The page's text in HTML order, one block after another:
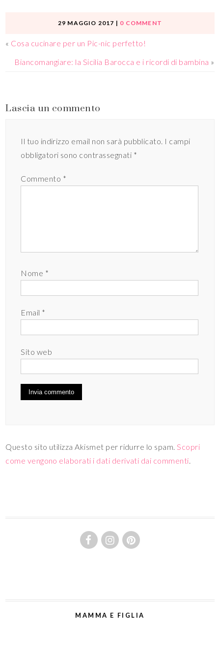
29 MAGGIO 2017 | 0 COMMENT
« Cosa cucinare per un Pic-nic perfetto!
Biancomangiare: la Sicilia Barocca e i ricordi di bambina »
Lascia un commento
Il tuo indirizzo email non sarà pubblicato. I campi
obbligatori sono contrassegnati *
Commento *
Nome *
Email *
Sito web
Questo sito utilizza Akismet per ridurre lo spam.Scopri
come vengono elaborati i dati derivati dai commenti.
MAMMA E FIGLIA